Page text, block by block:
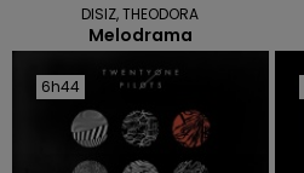
DISIZ, THEODORA
Melodrama
6h44
6h44